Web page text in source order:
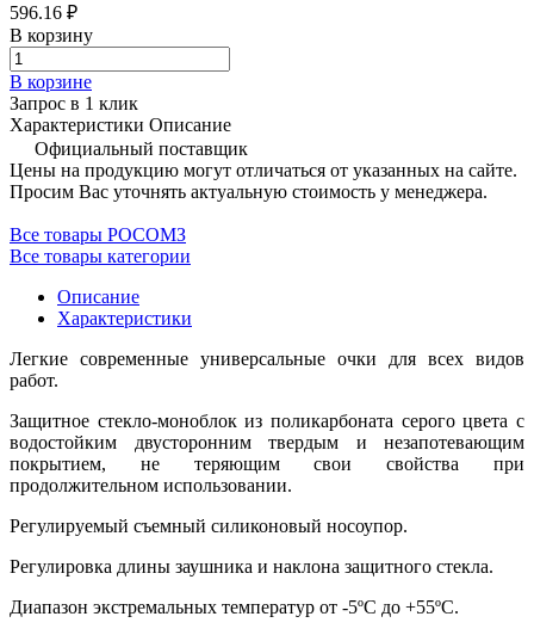
596.16 ₽
В корзину
В корзине
Запрос в 1 клик
Характеристики Описание
Официальный поставщик
Цены на продукцию могут отличаться от указанных на сайте.
Просим Вас уточнять актуальную стоимость у менеджера.
Все товары РОСОМЗ
Все товары категории
Описание
Характеристики
Легкие современные универсальные очки для всех видов
работ.
Защитное стекло-моноблок из поликарбоната серого цвета с
водостойким двусторонним твердым и незапотевающим
покрытием, не теряющим свои свойства при
продолжительном использовании.
Регулируемый съемный силиконовый носоупор.
Регулировка длины заушника и наклона защитного стекла.
Диапазон экстремальных температур от -5ºС до +55ºС.